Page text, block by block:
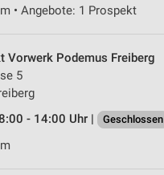
• Angebote: 1 Prospekt
Vorwerk Podemus Freiberg
5
- 14:00 Uhr |
Geschlossen